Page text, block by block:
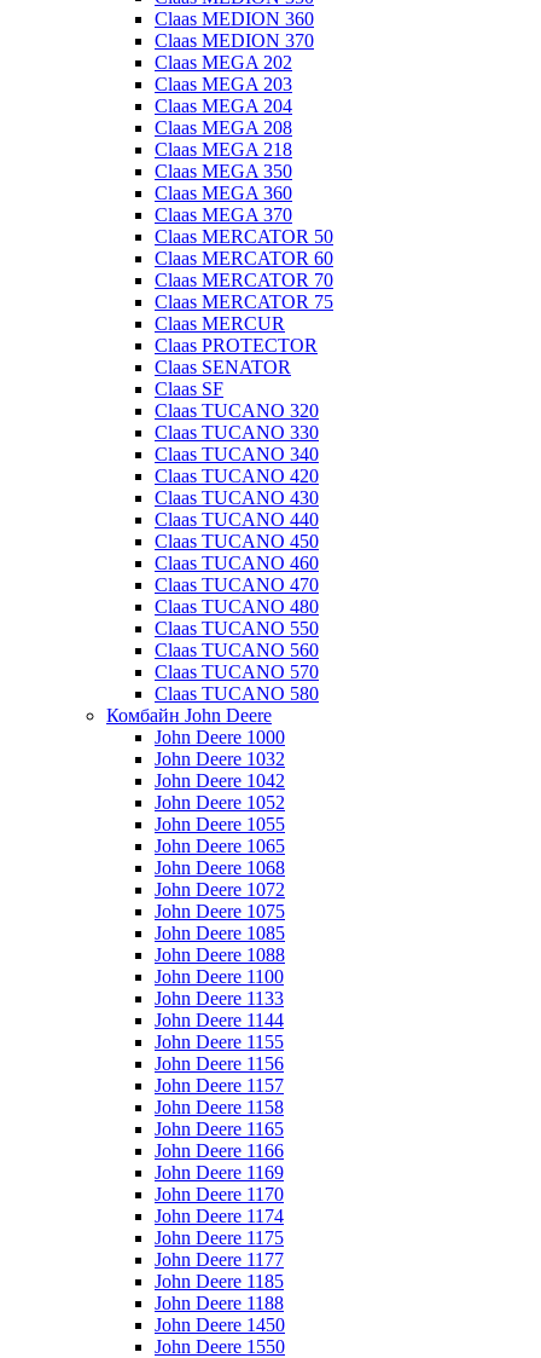
Claas MEDION 360
Claas MEDION 370
Claas MEGA 202
Claas MEGA 203
Claas MEGA 204
Claas MEGA 208
Claas MEGA 218
Claas MEGA 350
Claas MEGA 360
Claas MEGA 370
Claas MERCATOR 50
Claas MERCATOR 60
Claas MERCATOR 70
Claas MERCATOR 75
Claas MERCUR
Claas PROTECTOR
Claas SENATOR
Claas SF
Claas TUCANO 320
Claas TUCANO 330
Claas TUCANO 340
Claas TUCANO 420
Claas TUCANO 430
Claas TUCANO 440
Claas TUCANO 450
Claas TUCANO 460
Claas TUCANO 470
Claas TUCANO 480
Claas TUCANO 550
Claas TUCANO 560
Claas TUCANO 570
Claas TUCANO 580
Комбайн John Deere
John Deere 1000
John Deere 1032
John Deere 1042
John Deere 1052
John Deere 1055
John Deere 1065
John Deere 1068
John Deere 1072
John Deere 1075
John Deere 1085
John Deere 1088
John Deere 1100
John Deere 1133
John Deere 1144
John Deere 1155
John Deere 1156
John Deere 1157
John Deere 1158
John Deere 1165
John Deere 1166
John Deere 1169
John Deere 1170
John Deere 1174
John Deere 1175
John Deere 1177
John Deere 1185
John Deere 1188
John Deere 1450
John Deere 1550